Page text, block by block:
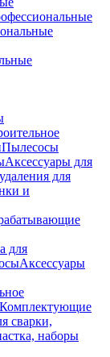
Пылесосы
Аксессуары для
для
и
для
Аксессуары
Комплектующие
сварки,
наборы